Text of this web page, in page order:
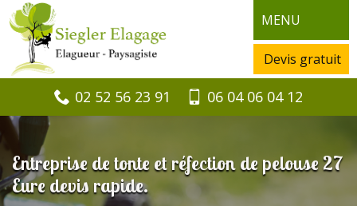
MENU
Devis gratuit
02 52 56 23 91 06 04 06 04 12
Entreprise de tonte et réfection de pelouse 27
Eure devis rapide.